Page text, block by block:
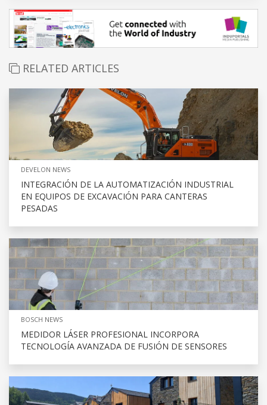
RELATED ARTICLES
DEVELON NEWS
INTEGRACIÓN DE LA AUTOMATIZACIÓN INDUSTRIAL
EN EQUIPOS DE EXCAVACIÓN PARA CANTERAS
PESADAS
BOSCH NEWS
MEDIDOR LÁSER PROFESIONAL INCORPORA
TECNOLOGÍA AVANZADA DE FUSIÓN DE SENSORES